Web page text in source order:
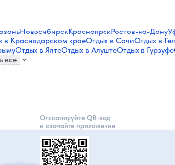
НовосибирскКрасноярскРостов-на-Дону
в Краснодарском краеОтдых в СочиОтдых в
Отдых в ЯлтеОтдых в АлуштеОтдых в Гурзуфе
все
Отсканируйте QR-код
и скачайте приложение